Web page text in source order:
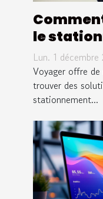
le
vos
Lun. 1 décembre
Voyager offre de
trouver des
stationnement...